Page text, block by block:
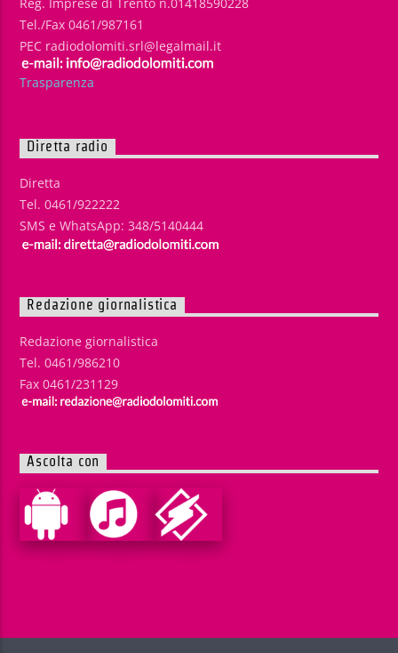
Tel./Fax 0461/987161
PEC radiodolomiti.srl@legalmail.it
Trasparenza
Diretta radio
Diretta
Tel. 0461/922222
SMS e WhatsApp: 348/5140444
Redazione giornalistica
Redazione giornalistica
Tel. 0461/986210
Fax 0461/231129
Ascolta con